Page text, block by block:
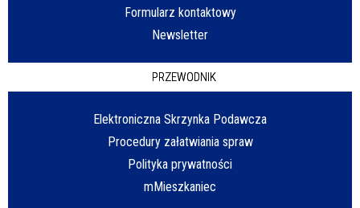
Formularz kontaktowy
Newsletter
PRZEWODNIK
Elektroniczna Skrzynka Podawcza
Procedury załatwiania spraw
Polityka prywatności
mMieszkaniec